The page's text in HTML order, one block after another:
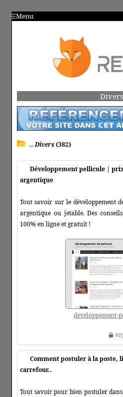
Menu
Divers
.. Divers(382)
Développement pellicule |
argentique
Tout savoir sur le développement
argentique ou jetable. Des
100% en ligne et gratuit !
developpement-
Comment postuler à la poste,
carrefour..
Tout savoir pour bien postuler